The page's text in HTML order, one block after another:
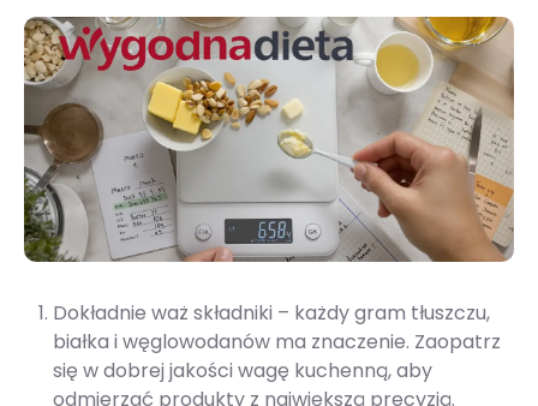
Dokładnie waż składniki – każdy gram tłuszczu,
białka i węglowodanów ma znaczenie. Zaopatrz
się w dobrej jakości wagę kuchenną, aby
odmierzać produkty z największą precyzją.